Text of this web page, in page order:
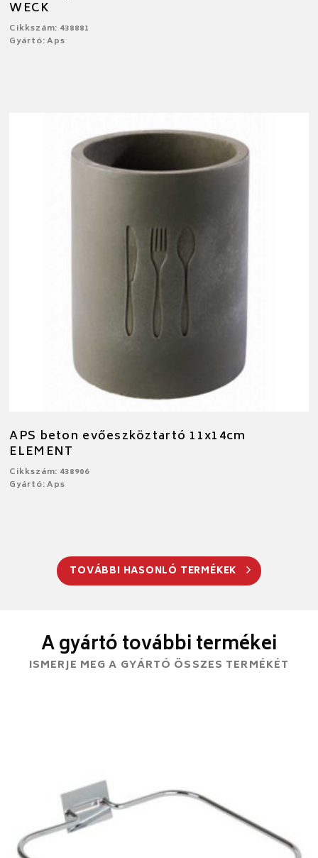
WECK
Cikkszám: 438881
Gyártó: Aps
APS beton evőeszköztartó 11x14cm
ELEMENT
Cikkszám: 438906
Gyártó: Aps
TOVÁBBI HASONLÓ TERMÉKEK
A gyártó további termékei
ISMERJE MEG A GYÁRTÓ ÖSSZES TERMÉKÉT